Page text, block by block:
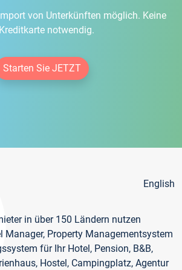
von Unterkünften möglich. Keine
Kreditkarte notwendig.
Starten Sie JETZT
English
in über 150 Ländern nutzen
Manager, Property Managementsystem
für Ihr Hotel, Pension, B&B,
Hostel, Campingplatz, Agentur